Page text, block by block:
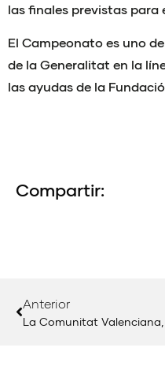
las finales previstas para
El Campeonato es uno
de la Generalitat en la
las ayudas de la
Compartir:
Anterior